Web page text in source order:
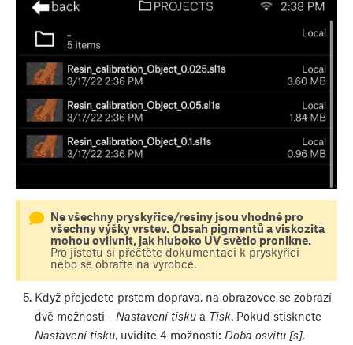
Ne všechny pryskyřice/resiny jsou vhodné pro
všechny výšky vrstev. Obsah pigmentů a viskozita
mohou ovlivnit, jak hluboko UV světlo pronikne.
Pro jistotu si přečtěte dokumentaci k pryskyřici
nebo se obraťte na výrobce.
Když přejedete prstem doprava, na obrazovce se zobrazí
dvě možnosti - Nastavení tiskua Tisk. Pokud stisknete
Nastavení tisku, uvidíte 4 možnosti: Doba osvitu [s],